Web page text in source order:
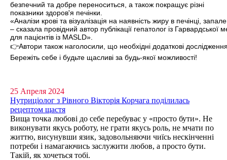
безпечний та добре переноситься, а також покращує різні
показники здоров'я печінки.
«Аналізи крові та візуалізація на наявність жиру в печінці,
– сказала провідний автор публікації гепатолог із
для пацієнтів із MASLD».
👉Автори також наголосили, що необхідні додаткові
Бережіть себе і будьте щасливі за будь-якої можливості!
25 Апреля 2024
Нутриціолог з Рівного Вікторія Корчага поділилась
рецептом щастя
Вища точка любові до себе перебуває у «просто бути». Не
виконувати якусь роботу, не грати якусь роль, не мчати по
життю, висунувши язик, задовольняючи чиїсь нескінченні
потреби і намагаючись заслужити любов, а просто бути.
Такій, як хочеться тобі.